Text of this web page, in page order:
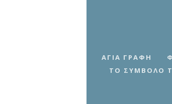
ΑΓΊΑ ΓΡΑΦΉ
ΤΟ ΣΎΜΒΟΛΟ